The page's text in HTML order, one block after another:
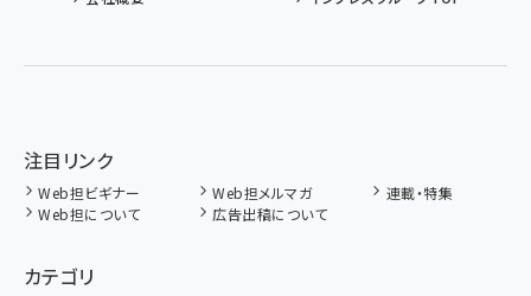
注目リンク
Web担ビギナー Web担メルマガ
連載・特集
Web担について
広告出稿について
カテゴリ